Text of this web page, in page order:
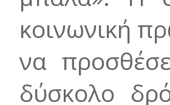
κοινωνική
να
δύσκολο